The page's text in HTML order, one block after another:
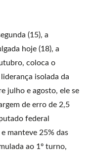
(15), a
hoje (18), a
coloca o
isolada da
julho e agosto, ele se
de erro de 2,5
federal
manteve 25% das
ao 1º turno,